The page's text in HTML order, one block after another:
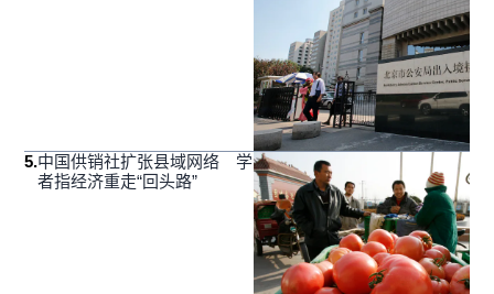
5.中国供销社扩张县域网络 学
者指经济重走“回头路”